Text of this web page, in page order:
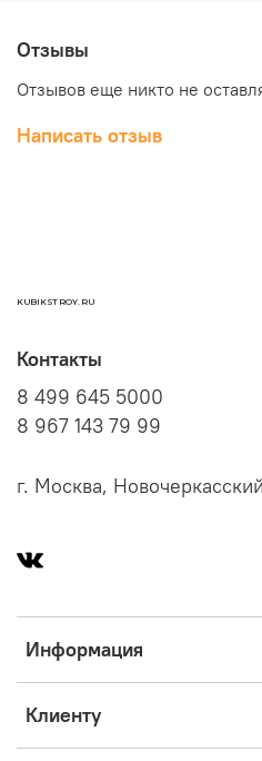
Отзывы
Отзывов еще никто не
Написать отзыв
KUBIKSTROY.RU
Информация
Клиенту
Контакты
8 499 645 5000
8 967 143 79 99
г. Москва,